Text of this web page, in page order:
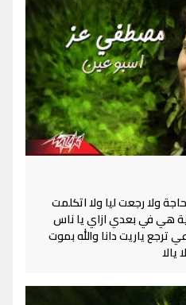
ولا رجعت ليا ولا اتكلمت
هي في بعدي ازاي يا ناس
ترجع ياريت دانا والله بموت
يالا